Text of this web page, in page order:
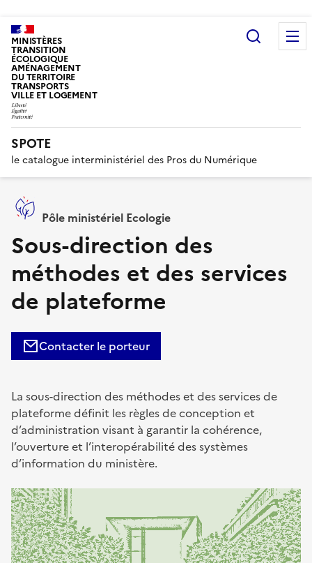
MINISTÈRES
TRANSITION
ÉCOLOGIQUE
AMÉNAGEMENT
DU TERRITOIRE
TRANSPORTS
VILLE ET LOGEMENT
SPOTE
le catalogue interministériel des Pros du Numérique
Pôle ministériel Ecologie
Sous-direction des
méthodes et des services
de plateforme
Contacter le porteur
La sous-direction des méthodes et des services de
plateforme définit les règles de conception et
d’administration visant à garantir la cohérence,
l’ouverture et l’interopérabilité des systèmes
d’information du ministère.